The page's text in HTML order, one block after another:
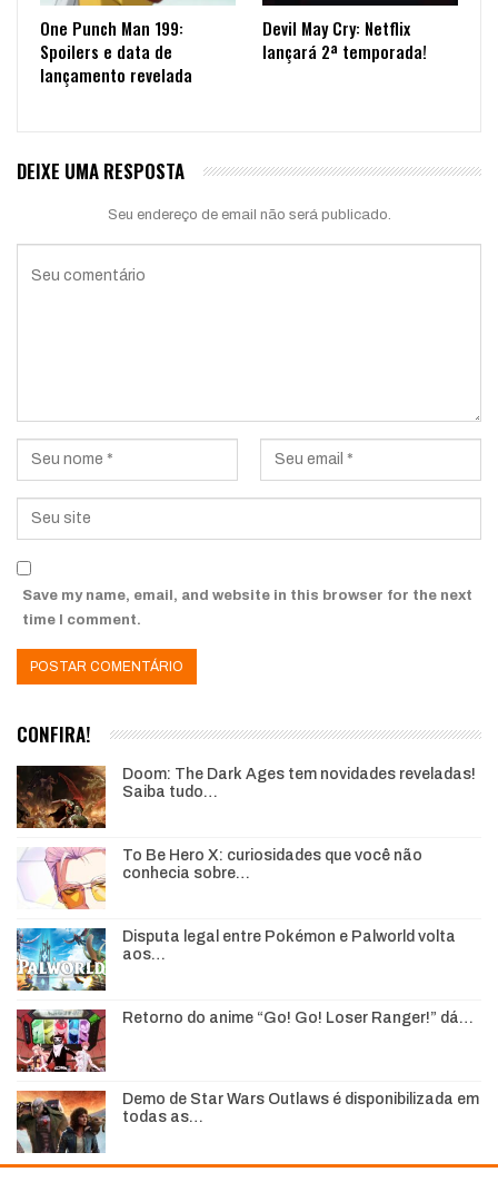
One Punch Man 199:
Spoilers e data de
lançamento revelada
Devil May Cry: Netflix
lançará 2ª temporada!
DEIXE UMA RESPOSTA
Seu endereço de email não será publicado.
Save my name, email, and website in this browser for the next
time I comment.
CONFIRA!
Doom: The Dark Ages tem novidades reveladas!
Saiba tudo…
To Be Hero X: curiosidades que você não
conhecia sobre…
Disputa legal entre Pokémon e Palworld volta
aos…
Retorno do anime “Go! Go! Loser Ranger!” dá…
Demo de Star Wars Outlaws é disponibilizada em
todas as…